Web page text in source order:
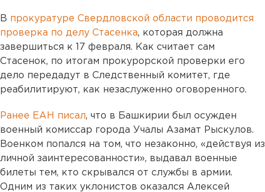
В прокуратуре Свердловской области проводится
проверка по делу Стасенка, которая должна
завершиться к 17 февраля. Как считает сам
Стасенок, по итогам прокурорской проверки его
дело передадут в Следственный комитет, где
реабилитируют, как незаслуженно оговоренного.
Ранее ЕАН писал, что в Башкирии был осужден
военный комиссар города Учалы Азамат Рыскулов.
Военком попался на том, что незаконно, «действуя из
личной заинтересованности», выдавал военные
билеты тем, кто скрывался от службы в армии.
Одним из таких уклонистов оказался Алексей